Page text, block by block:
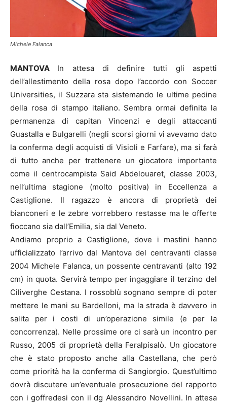
Michele Falanca
MANTOVA In attesa di definire tutti gli aspetti
dell’allestimento della rosa dopo l’accordo con Soccer
Universities, il Suzzara sta sistemando le ultime pedine
della rosa di stampo italiano. Sembra ormai definita la
permanenza di capitan Vincenzi e degli attaccanti
Guastalla e Bulgarelli (negli scorsi giorni vi avevamo dato
la conferma degli acquisti di Visioli e Farfare), ma si farà
di tutto anche per trattenere un giocatore importante
come il centrocampista Said Abdelouaret, classe 2003,
nell’ultima stagione (molto positiva) in Eccellenza a
Castiglione. Il ragazzo è ancora di proprietà dei
bianconeri e le zebre vorrebbero restasse ma le offerte
fioccano sia dall’Emilia, sia dal Veneto.
Andiamo proprio a Castiglione, dove i mastini hanno
ufficializzato l’arrivo dal Mantova del centravanti classe
2004 Michele Falanca, un possente centravanti (alto 192
cm) in quota. Servirà tempo per ingaggiare il terzino del
Ciliverghe Cestana. I rossoblù sognano sempre di poter
mettere le mani su Bardelloni, ma la strada è davvero in
salita per i costi di un’operazione simile (e per la
concorrenza). Nelle prossime ore ci sarà un incontro per
Russo, 2005 di proprietà della Feralpisalò. Un giocatore
che è stato proposto anche alla Castellana, che però
come priorità ha la conferma di Sangiorgio. Quest’ultimo
dovrà discutere un’eventuale prosecuzione del rapporto
con i goffredesi con il dg Alessandro Novellini. In attesa